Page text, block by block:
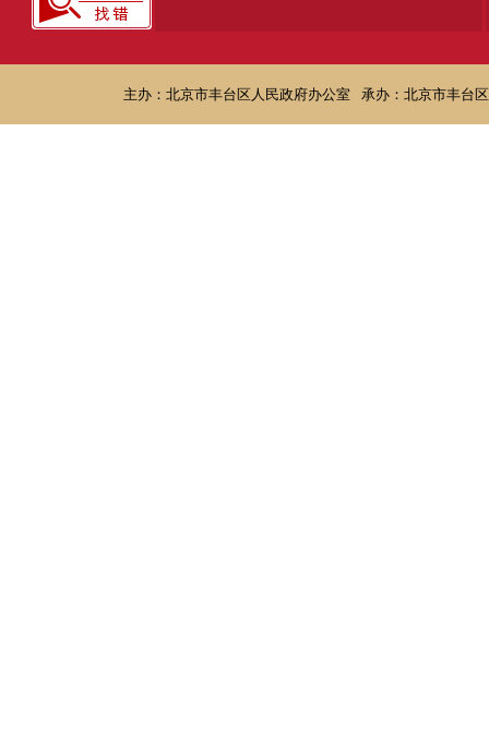
主办：北京市丰台区人民政府办公室 承办：北京市丰台